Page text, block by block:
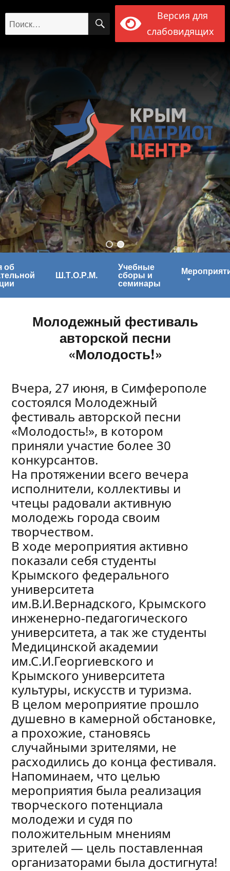
Искать: ПОИСК
Версия для
слабовидящих
об
Ш.Т.О.Р.М.
Учебные
сборы и
семинары
Молодежный фестиваль
авторской песни
«Молодость!»
Вчера, 27 июня, в Симферополе
состоялся Молодежный
фестиваль авторской песни
«Молодость!», в котором
приняли участие более 30
конкурсантов.
На протяжении всего вечера
исполнители, коллективы и
чтецы радовали активную
молодежь города своим
творчеством.
В ходе мероприятия активно
показали себя студенты
Крымского федерального
университета
им.В.И.Вернадского, Крымского
инженерно-педагогического
университета, а так же студенты
Медицинской академии
им.С.И.Георгиевского и
Крымского университета
культуры, искусств и туризма.
В целом мероприятие прошло
душевно в камерной обстановке,
а прохожие, становясь
случайными зрителями, не
расходились до конца фестиваля.
Напоминаем, что целью
мероприятия была реализация
творческого потенциала
молодежи и судя по
положительным мнениям
зрителей — цель поставленная
организаторами была достигнута!